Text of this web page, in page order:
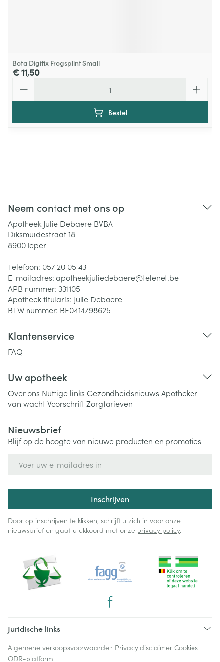
Bota Digifix Frogsplint Small
€ 11,50
Bestel
Neem contact met ons op
Apotheek Julie Debaere BVBA
Diksmuidestraat 18
8900 Ieper
Telefoon: 057 20 05 43
E-mailadres: apotheekjuliedebaere@telenet.be
APB nummer: 331105
Apotheek titularis: Julie Debaere
BTW nummer: BE0414798625
Klantenservice
FAQ
Uw apotheek
Over ons Nuttige links Gezondheidsnieuws Apotheker
van wachtVoorschriftZorgtarieven
Nieuwsbrief
Blijf op de hoogte van nieuwe producten en promoties
Inschrijven
Door op inschrijven te klikken, schrijft u zich in voor onze
nieuwsbrief en gaat u akkoord met onze privacy policy.
Juridische links
Algemene verkoopsvoorwaarden Privacy disclaimer Cookies
ODR-platform